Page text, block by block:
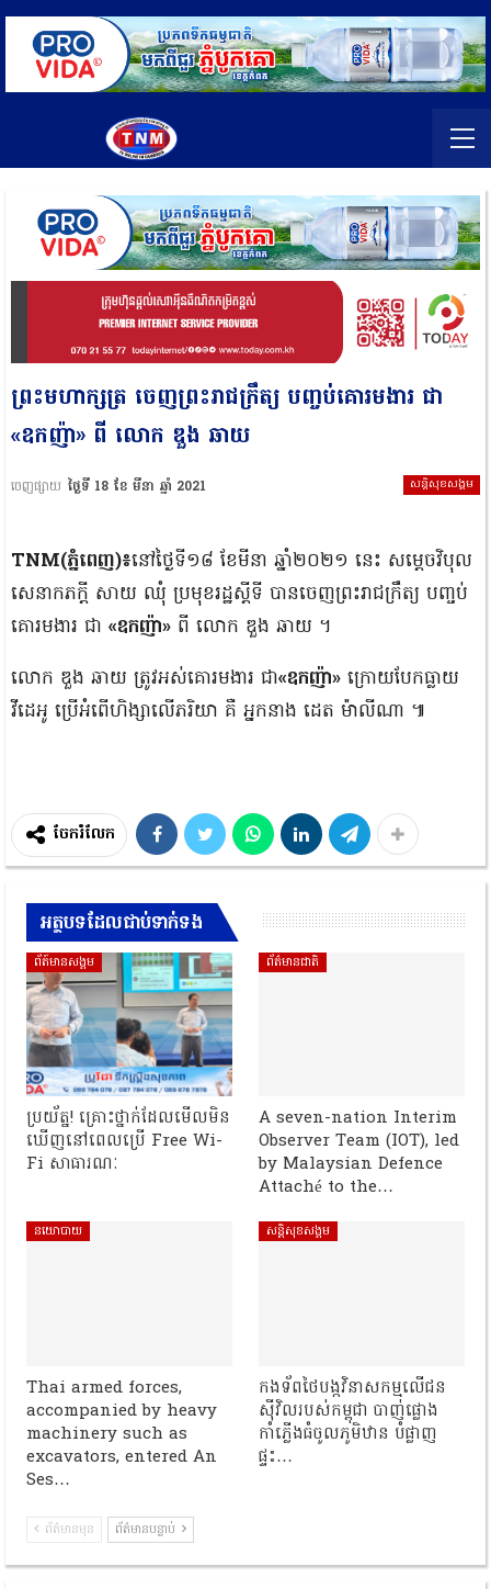
ព្រះមហាក្សត្រ ចេញព្រះរាជក្រឹត្យ បញ្ចប់គោរមងារ ជា
«ឧកញ៉ា» ពី លោក ឌួង ឆាយ
សន្តិសុខសង្គម
ចេញផ្សាយ ថ្ងៃទី 18 ខែ មីនា ឆ្នាំ 2021
TNM(ភ្នំពេញ)៖នៅថ្ងៃទី១៨ ខែមីនា ឆ្នាំ២០២១ នេះ សម្តេចវិបុល
សេនាកភក្តី សាយ ឈុំ ប្រមុខរដ្ឋស្តីទី បានចេញព្រះរាជក្រឹត្យ បញ្ចប់
គោរមងារ ជា «ឧកញ៉ា» ពី លោក ឌួង ឆាយ ។
លោក ឌួង ឆាយ ត្រូវអស់គោរមងារ ជា«ឧកញ៉ា» ក្រោយបែកធ្លាយ
វីដេអូ ប្រើអំពើហិង្សាលើភរិយា គឺ អ្នកនាង ដេត ម៉ាលីណា ៕
ចែករំលែក
អត្ថបទដែលជាប់ទាក់ទង
ព័ត៍មានសង្គម
ប្រយ័ត្ន! គ្រោះថ្នាក់ដែលមើលមិន
ឃើញនៅពេលប្រើ Free Wi-
Fi សាធារណៈ
ព័ត៌មានជាតិ
A seven-nation Interim
Observer Team (IOT), led
by Malaysian Defence
Attaché to the…
នយោបាយ
Thai armed forces,
accompanied by heavy
machinery such as
excavators, entered An
Ses…
សន្តិសុខសង្គម
កងទ័ពថៃបង្កវិនាសកម្មលើជន
ស៊ីវិលរបស់កម្ពុជា បាញ់ផ្លោង
កាំភ្លើងធំចូលភូមិឋាន បំផ្លាញ
ផ្ទះ…
ព័ត៌មានមុន ព័ត៌មានបន្ទាប់